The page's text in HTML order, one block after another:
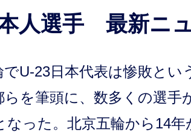
本人選手 最新ニ
U-23日本代表は惨敗とい
らを筆頭に、数多くの選手
なった。北京五輪から14